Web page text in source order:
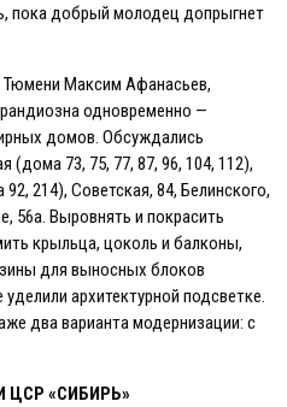
пока добрый молодец допрыгнет
Максим Афанасьев,
одновременно —
домов. Обсуждались
(дома 73, 75, 77, 87, 96, 104, 112),
214), Советская, 84, Белинского,
56а. Выровнять и покрасить
крыльца, цоколь и балконы,
для выносных блоков
архитектурной подсветке.
два варианта модернизации: с
ЦСР «СИБИРЬ»